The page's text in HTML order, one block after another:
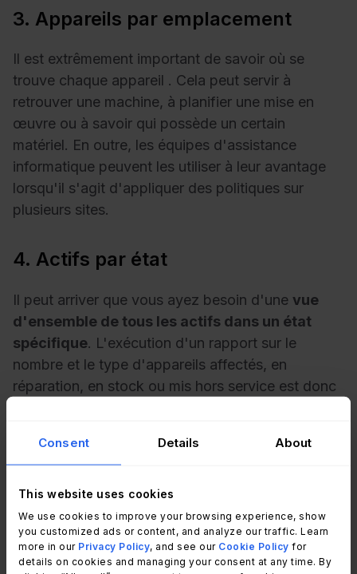
Consent Details About
This website uses cookies
We use cookies to improve your browsing experience, show
you customized ads or content, and analyze our traffic. Learn
more in our Privacy Policy, and see our Cookie Policy for
details on cookies and managing your consent at any time. By
3. Appareils par emplacement
Il est extrêmement important de savoir où se
trouve chaque appareil . Cela peut servir à
retrouver une machine, à planifier une mise en
œuvre ou à savoir qui possède un certain
matériel. En outre, les équipes d'assistance
informatique peuvent les utiliser à leur avantage
lorsqu'il s'agit d'appliquer des politiques sur
plusieurs sites.
4. Actifs par état
Il peut arriver que vous ayez besoin d'une vue
d'ensemble de tous les actifs dans un état
spécifique. L'exécution d'un rapport sur le
nombre et le type d'appareils affectés, en
réparation, en stock ou mis hors service est donc
Identifier et prévenir les problèmes avant qu'ils
ne surviennent.
et efficacement.
Contrôler l'intégrité de vos actifs, suivre leurs
performances et détecter toute irrégularité.
Planifier à l'avance l'acquisition ou le